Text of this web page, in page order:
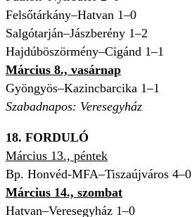
Felsőtárkány–Hatvan 1–0
Salgótarján–Jászberény 1–2
Hajdúböszörmény–Cigánd 1–1
Március 8., vasárnap
Gyöngyös–Kazincbarcika 1–1
Szabadnapos: Veresegyház
18. FORDULÓ
Március 13., péntek
Bp. Honvéd-MFA–Tiszaújváros 4–0
Március 14., szombat
Hatvan–Veresegyház 1–0